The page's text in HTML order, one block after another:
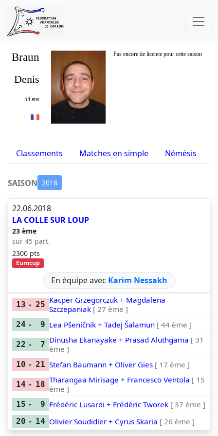
Braun Pas encore de licence pour cette saison
Denis
54 ans
Classements Matches en simple Némésis
SAISON 2018
22.06.2018
LA COLLE SUR LOUP
23 ème
sur 45 part.
2300 pts
Eurocup
En équipe avec Karim Nessakh
13 - 25 Kacper Grzegorczuk + Magdalena
Szczepaniak [ 27 ème ]
24 - 9 Lea Pšeničnik + Tadej Šalamun [ 44 ème ]
22 - 7 Dinusha Ekanayake + Prasad Aluthgama [ 31
ème ]
10 - 21 Stefan Baumann + Oliver Gies [ 17 ème ]
14 - 18 Tharangaa Mirisage + Francesco Ventola [ 15
ème ]
15 - 9 Frédéric Lusardi + Frédéric Tworek [ 37 ème ]
20 - 14 Olivier Soudidier + Cyrus Skaria [ 26 ème ]